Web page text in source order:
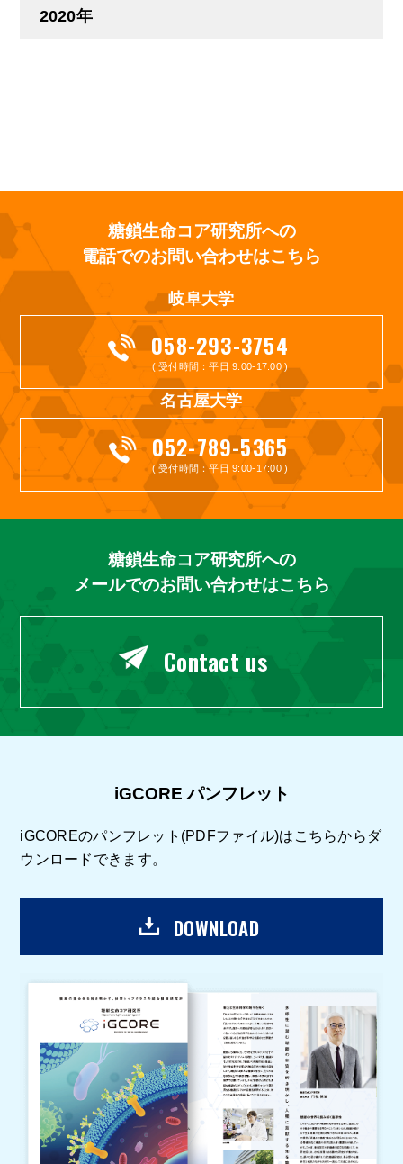
2020年
糖鎖生命コア研究所への
電話でのお問い合わせはこちら
岐阜大学
058-293-3754
( 受付時間：平日 9:00-17:00 )
名古屋大学
052-789-5365
( 受付時間：平日 9:00-17:00 )
糖鎖生命コア研究所への
メールでのお問い合わせはこちら
Contact us
iGCORE パンフレット
iGCOREのパンフレット(PDFファイル)はこちらからダ
ウンロードできます。
DOWNLOAD